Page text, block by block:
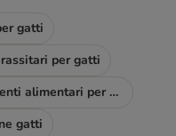
gatti
per gatti
Complementi alimentari per gatti
gatti